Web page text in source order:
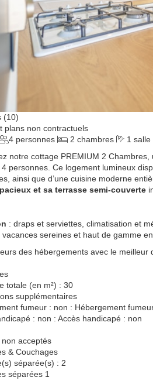
(10)
plans non contractuels
4 personnes 2 chambres
1
notre cottage PREMIUM 2
personnes. Ce logement lumineux
ainsi que d’une cuisine moderne
et sa terrasse semi-couverte
: draps et serviettes, climatisation et
vacances sereines et haut de gamme
des hébergements avec le meilleur
totale (en m²) : 30
supplémentaires
fumeur : non : Hébergement
: non : Accès handicapé : non
acceptés
& Couchages
séparée(s) : 2
séparées 1